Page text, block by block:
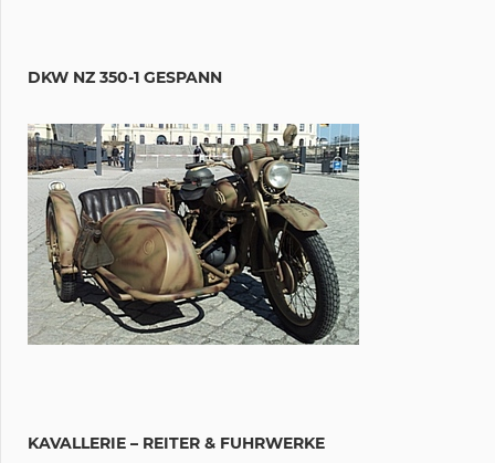
DKW NZ 350-1 GESPANN
KAVALLERIE – REITER & FUHRWERKE